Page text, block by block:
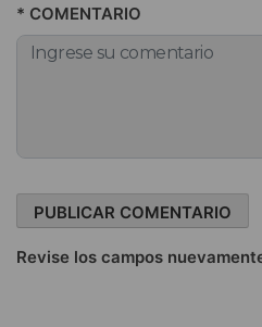
* COMENTARIO
Revise los campos